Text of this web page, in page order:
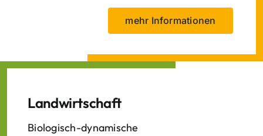
mehr Informationen
Landwirtschaft
Biologisch-dynamische